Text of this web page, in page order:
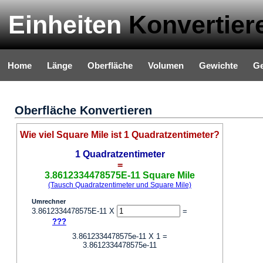
Einheiten
Home Länge Oberfläche Volumen Gewichte
Oberfläche Konvertieren
Wie viel Square Mile ist 1 Quadratzentimeter?
1 Quadratzentimeter
=
3.8612334478575E-11 Square Mile
(Tausch Quadratzentimeter und Square Mile)
Umrechner
3.8612334478575E-11 X
=
???
3.8612334478575e-11 X 1 =
3.8612334478575e-11